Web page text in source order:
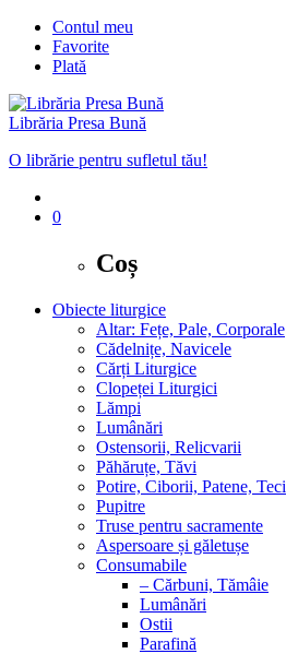
Contul meu
Favorite
Plată
Librăria Presa Bună
O librărie pentru sufletul tău!
0
Coș
Obiecte liturgice
Altar: Fețe, Pale, Corporale
Cădelnițe, Navicele
Cărți Liturgice
Clopeței Liturgici
Lămpi
Lumânări
Ostensorii, Relicvarii
Păhăruțe, Tăvi
Potire, Ciborii, Patene, Teci
Pupitre
Truse pentru sacramente
Aspersoare și găletușe
Consumabile
– Cărbuni, Tămâie
Lumânări
Ostii
Parafină